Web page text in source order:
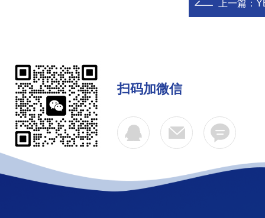
上一篇：
扫码加微信